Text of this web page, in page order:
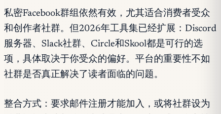
私密Facebook群组依然有效，尤其适合消费者受众
和创作者社群。但2026年工具集已经扩展：Discord
服务器、Slack社群、Circle和Skool都是可行的选
项，具体取决于你受众的偏好。平台的重要性不如
社群是否真正解决了读者面临的问题。
整合方式：要求邮件注册才能加入，或将社群设为